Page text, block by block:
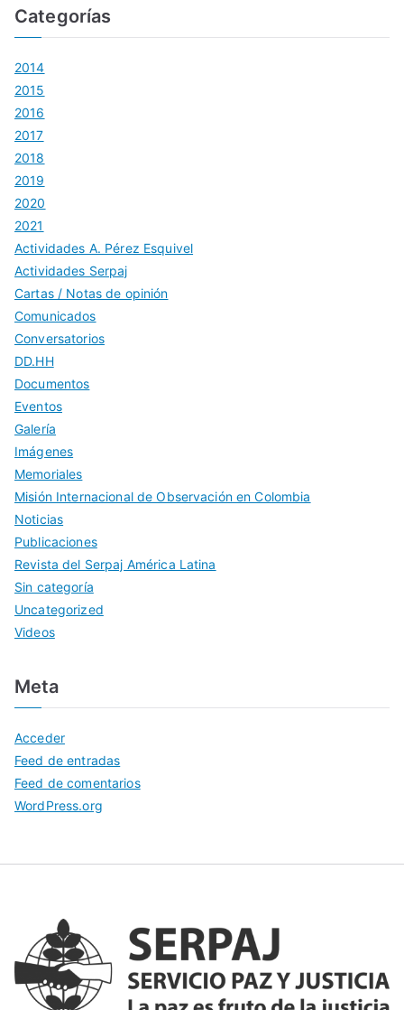
Categorías
2014
2015
2016
2017
2018
2019
2020
2021
Actividades A. Pérez Esquivel
Actividades Serpaj
Cartas / Notas de opinión
Comunicados
Conversatorios
DD.HH
Documentos
Eventos
Galería
Imágenes
Memoriales
Misión Internacional de Observación en Colombia
Noticias
Publicaciones
Revista del Serpaj América Latina
Sin categoría
Uncategorized
Videos
Meta
Acceder
Feed de entradas
Feed de comentarios
WordPress.org